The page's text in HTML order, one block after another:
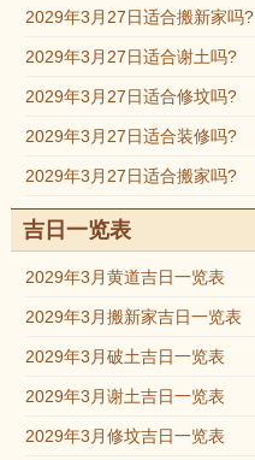
2029年3月27日适合搬新家吗?
2029年3月27日适合谢土吗?
2029年3月27日适合修坟吗?
2029年3月27日适合装修吗?
2029年3月27日适合搬家吗?
吉日一览表
2029年3月黄道吉日一览表
2029年3月搬新家吉日一览表
2029年3月破土吉日一览表
2029年3月谢土吉日一览表
2029年3月修坟吉日一览表